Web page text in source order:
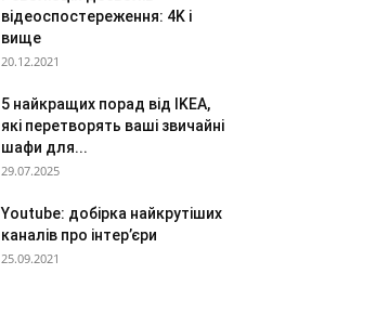
відеоспостереження: 4K і
вище
20.12.2021
5 найкращих порад від IKEA,
які перетворять ваші звичайні
шафи для...
29.07.2025
Youtube: добірка найкрутіших
каналів про інтер’єри
25.09.2021